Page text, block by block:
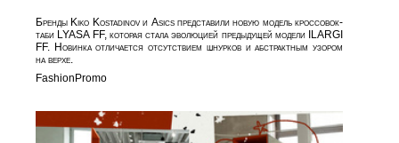
Бренды Kiko Kostadinov и Asics представили новую модель кроссовок-
таби LYASA FF, которая стала эволюцией предыдущей модели ILARGI
FF. Новинка отличается отсутствием шнурков и абстрактным узором
на верхе.
FashionPromo